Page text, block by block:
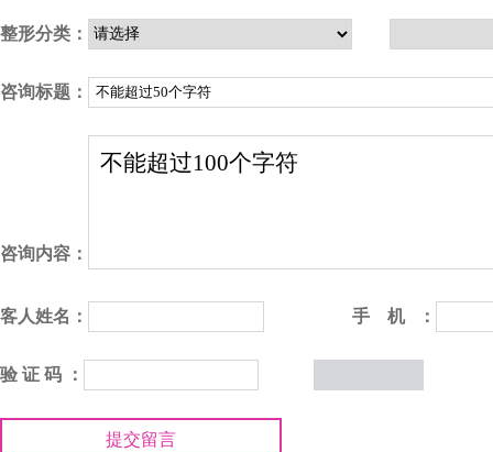
整形分类：
咨询标题：
咨询内容：
客人姓名： 手 机 ：
验 证 码 ：
提交留言